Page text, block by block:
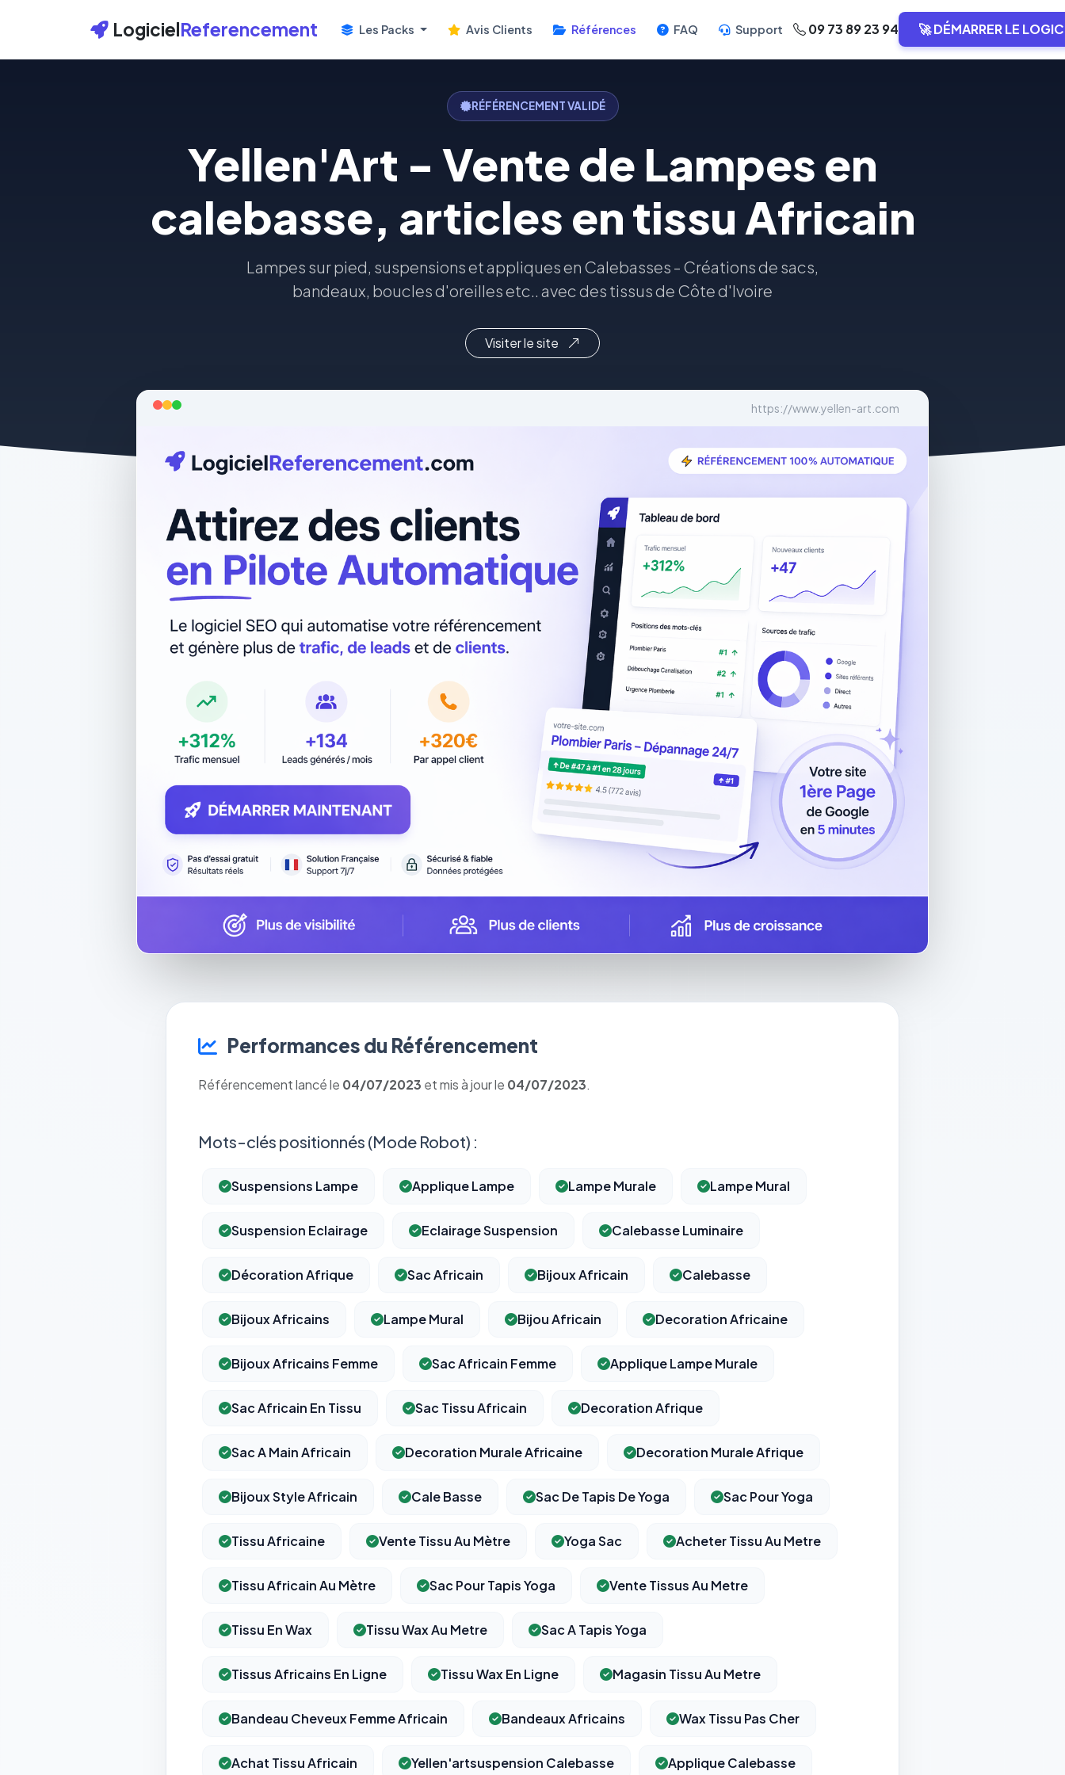
LogicielReferencement Les Packs Avis Clients Références FAQ Support 09 73 89 23 94 🚀 DÉMARRER LE
RÉFÉRENCEMENT VALIDÉ
Yellen'Art - Vente de Lampes en
calebasse, articles en tissu Africain
Lampes sur pied, suspensions et appliques en Calebasses - Créations de sacs,
bandeaux, boucles d'oreilles etc.. avec des tissus de Côte d'Ivoire
Visiter le site
https://www.yellen-art.com
Performances du Référencement
Référencement lancé le 04/07/2023 et mis à jour le 04/07/2023.
Mots-clés positionnés (Mode Robot) :
Suspensions Lampe Applique Lampe Lampe Murale Lampe Mural
Suspension Eclairage Eclairage Suspension Calebasse Luminaire
Décoration Afrique Sac Africain Bijoux Africain Calebasse
Bijoux Africains Lampe Mural Bijou Africain Decoration Africaine
Bijoux Africains Femme Sac Africain Femme Applique Lampe Murale
Sac Africain En Tissu Sac Tissu Africain Decoration Afrique
Sac A Main Africain Decoration Murale Africaine Decoration Murale Afrique
Bijoux Style Africain Cale Basse Sac De Tapis De Yoga Sac Pour Yoga
Tissu Africaine Vente Tissu Au Mètre Yoga Sac Acheter Tissu Au Metre
Tissu Africain Au Mètre Sac Pour Tapis Yoga Vente Tissus Au Metre
Tissu En Wax Tissu Wax Au Metre Sac A Tapis Yoga
Tissus Africains En Ligne Tissu Wax En Ligne Magasin Tissu Au Metre
Bandeau Cheveux Femme Africain Bandeaux Africains Wax Tissu Pas Cher
Achat Tissu Africain Yellen'artsuspension Calebasse Applique Calebasse
Nécessaires au fonctionnement du site : session, sécurité,
mémorisation de vos choix de consentement. Ils ne peuvent
Nous aident à comprendre comment vous utilisez le site
Cookies marketing